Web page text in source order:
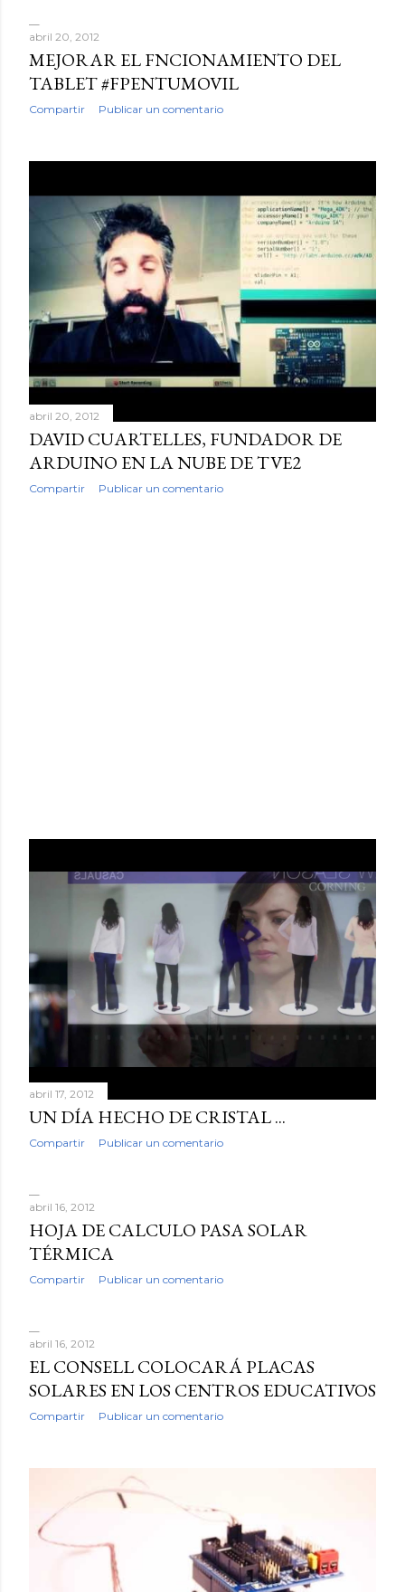
abril 20, 2012
MEJORAR EL FNCIONAMIENTO DEL
TABLET #FPENTUMOVIL
Compartir Publicar un comentario
abril 20, 2012
DAVID CUARTELLES, FUNDADOR DE
ARDUINO EN LA NUBE DE TVE2
Compartir Publicar un comentario
abril 17, 2012
UN DÍA HECHO DE CRISTAL ...
Compartir Publicar un comentario
abril 16, 2012
HOJA DE CALCULO PASA SOLAR
TÉRMICA
Compartir Publicar un comentario
abril 16, 2012
EL CONSELL COLOCARÁ PLACAS
SOLARES EN LOS CENTROS EDUCATIVOS
Compartir Publicar un comentario